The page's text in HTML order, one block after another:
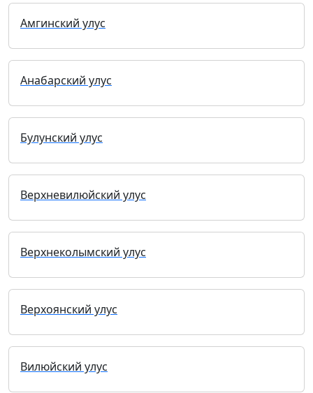
Амгинский улус
Анабарский улус
Булунский улус
Верхневилюйский улус
Верхнеколымский улус
Верхоянский улус
Вилюйский улус